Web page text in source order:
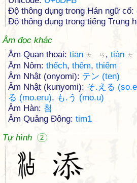
Độ thông dụng trong Hán ngữ cổ:
Độ thông dụng trong tiếng Trung
Âm đọc khác
Âm Quan thoại: tiān ㄊㄧㄢ , tiàn ㄊ
Âm Nôm: thếch, thêm, thiêm
Âm Nhật (onyomi): テン (ten)
Âm Nhật (kunyomi): そ.える
る (mo.eru), も.う (mo.u)
Âm Hàn: 첨
Âm Quảng Đông: tim1
Tự hình
2